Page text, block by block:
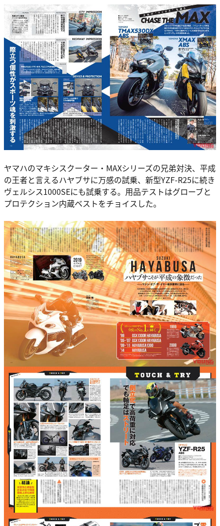
ヤマハのマキシスクーター・MAXシリーズの兄弟対決、平成
の王者と言えるハヤブサに万感の試乗、新型YZF-R25に続き
ヴェルシス1000SEにも試乗する。用品テストはグローブと
プロテクション内蔵ベストをチョイスした。